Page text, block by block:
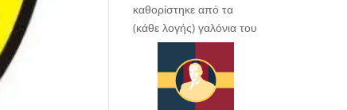
καθορίστηκε από τα
(κάθε λογής) γαλόνια του